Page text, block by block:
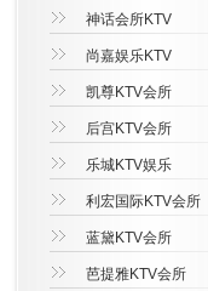
神话会所KTV
尚嘉娱乐KTV
凯尊KTV会所
后宫KTV会所
乐城KTV娱乐
利宏国际KTV会所
蓝黛KTV会所
芭提雅KTV会所